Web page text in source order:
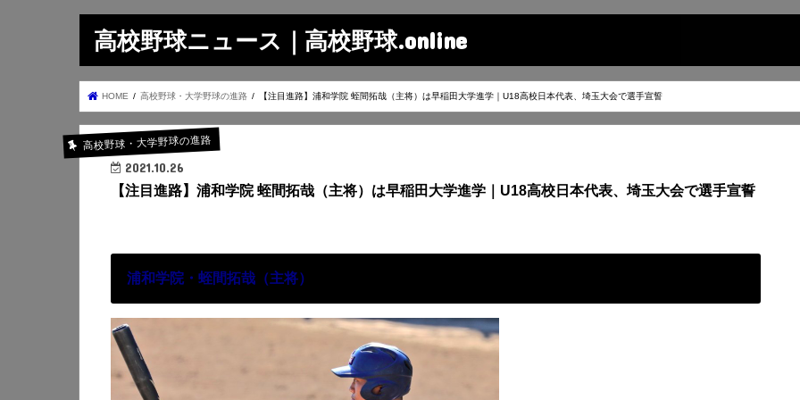
高校野球ニュース｜高校野球.online
HOME 高校野球・大学野球の進路 【注目進路】浦和学院 蛭間拓哉（主将）は早稲田大学進学｜U18高校日本代表、埼玉大会で選手宣誓
高校野球・大学野球の進路
2021.10.26
【注目進路】浦和学院 蛭間拓哉（主将）は早稲田大学進学｜U18高校日本代表、埼玉大会で選手宣誓
浦和学院・蛭間拓哉（主将）